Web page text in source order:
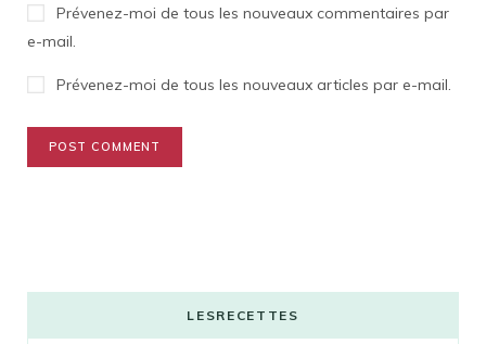
Prévenez-moi de tous les nouveaux commentaires par
e-mail.
Prévenez-moi de tous les nouveaux articles par e-mail.
LESRECETTES